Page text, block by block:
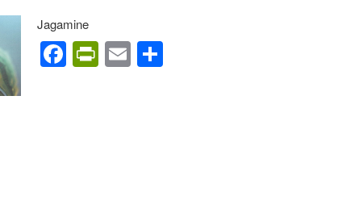
Jagamine
Facebook
PrintFriendly
EmailShare